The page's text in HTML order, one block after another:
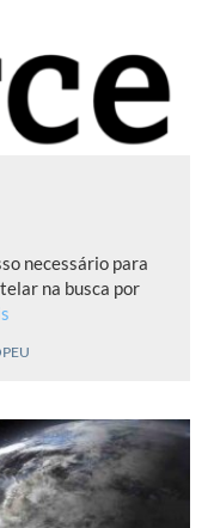
necessário para
na busca por